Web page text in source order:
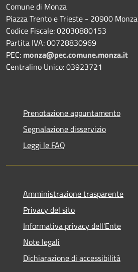
Comune di Monza
Piazza Trento e Trieste - 20900 Monza
Codice Fiscale: 02030880153
Partita IVA: 00728830969
PEC: monza@pec.comune.monza.it
Centralino Unico: 03923721
Prenotazione appuntamento
Segnalazione disservizio
Leggi le FAQ
Amministrazione trasparente
Privacy del sito
Informativa privacy dell'Ente
Note legali
Dichiarazione di accessibilità